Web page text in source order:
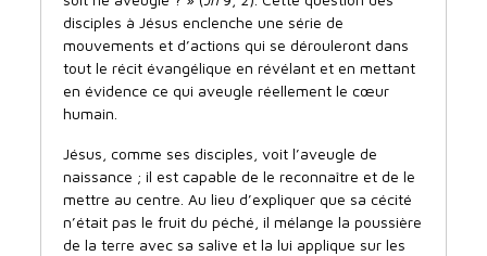
disciples à Jésus enclenche une série de
mouvements et d’actions qui se dérouleront dans
tout le récit évangélique en révélant et en mettant
en évidence ce qui aveugle réellement le cœur
humain.
Jésus, comme ses disciples, voit l’aveugle de
naissance ; il est capable de le reconnaître et de le
mettre au centre. Au lieu d’expliquer que sa cécité
n’était pas le fruit du péché, il mélange la poussière
de la terre avec sa salive et la lui applique sur les